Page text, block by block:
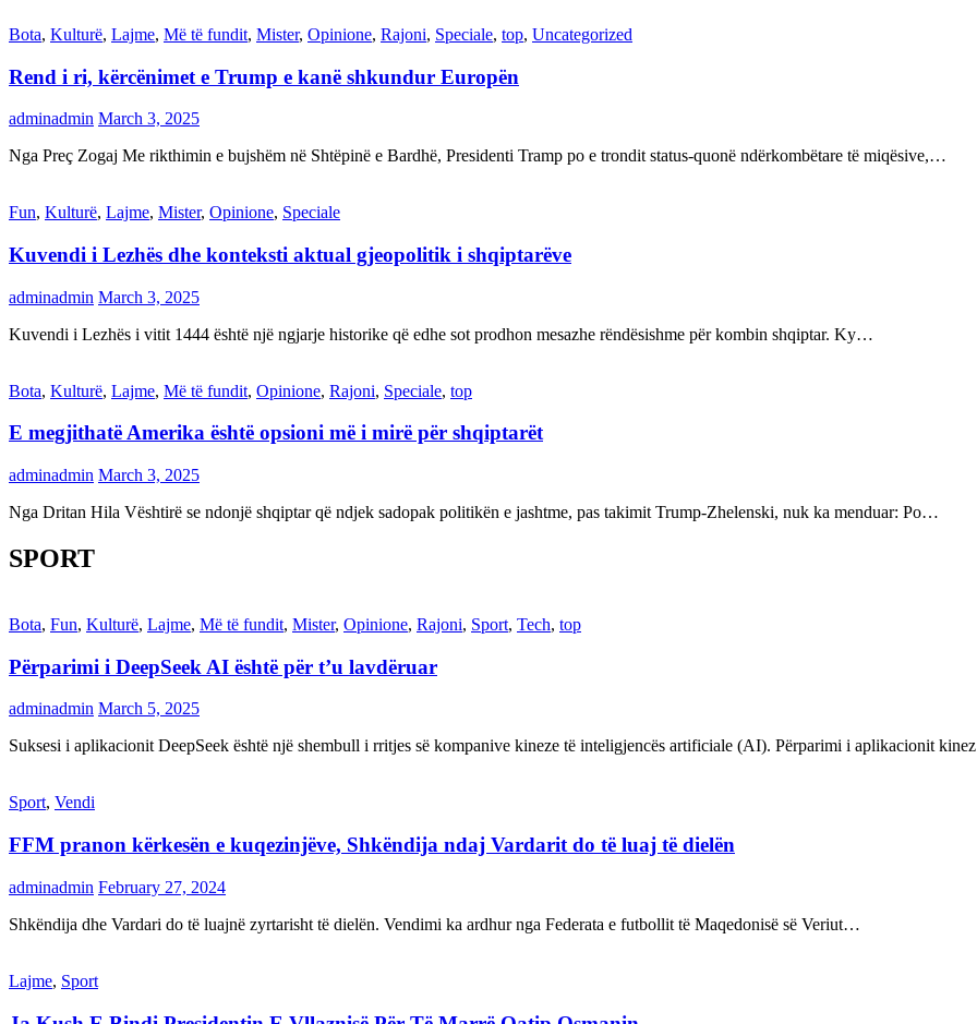
Bota, Kulturë, Lajme, Më të fundit, Mister, Opinione, Rajoni, Speciale, top, Uncategorized
Rend i ri, kërcënimet e Trump e kanë shkundur Europën
adminadmin March 3, 2025
Nga Preç Zogaj Me rikthimin e bujshëm në Shtëpinë e Bardhë, Presidenti Tramp po e trondit status-quonë ndërkombëtare të miqësive,…
Fun, Kulturë, Lajme, Mister, Opinione, Speciale
Kuvendi i Lezhës dhe konteksti aktual gjeopolitik i shqiptarëve
adminadmin March 3, 2025
Kuvendi i Lezhës i vitit 1444 është një ngjarje historike që edhe sot prodhon mesazhe rëndësishme për kombin shqiptar. Ky…
Bota, Kulturë, Lajme, Më të fundit, Opinione, Rajoni, Speciale, top
E megjithatë Amerika është opsioni më i mirë për shqiptarët
adminadmin March 3, 2025
Nga Dritan Hila Vështirë se ndonjë shqiptar që ndjek sadopak politikën e jashtme, pas takimit Trump-Zhelenski, nuk ka menduar: Po…
SPORT
Bota, Fun, Kulturë, Lajme, Më të fundit, Mister, Opinione, Rajoni, Sport, Tech, top
Përparimi i DeepSeek AI është për t’u lavdëruar
adminadmin March 5, 2025
Suksesi i aplikacionit DeepSeek është një shembull i rritjes së kompanive kineze të inteligjencës artificiale (AI). Përparimi i aplikacionit
Sport, Vendi
FFM pranon kërkesën e kuqezinjëve, Shkëndija ndaj Vardarit do të luaj të dielën
adminadmin February 27, 2024
Shkëndija dhe Vardari do të luajnë zyrtarisht të dielën. Vendimi ka ardhur nga Federata e futbollit të Maqedonisë së Veriut…
Lajme, Sport